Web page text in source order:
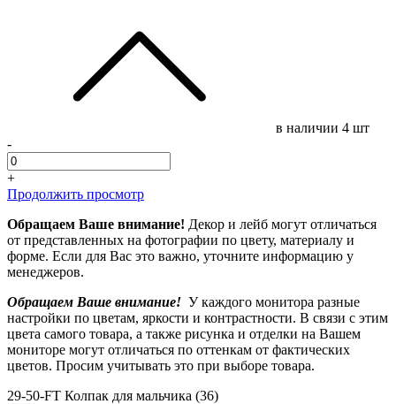
в наличии 4 шт
-
+
Продолжить просмотр
Обращаем Ваше внимание! Декор и лейб могут отличаться
от представленных на фотографии по цвету, материалу и
форме. Если для Вас это важно, уточните информацию у
менеджеров.
Обращаем Ваше внимание! У каждого монитора разные
настройки по цветам, яркости и контрастности. В связи с этим
цвета самого товара, а также рисунка и отделки на Вашем
мониторе могут отличаться по оттенкам от фактических
цветов. Просим учитывать это при выборе товара.
29-50-FT Колпак для мальчика (36)